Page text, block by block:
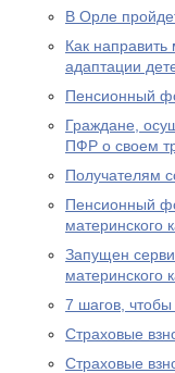
В Орле
Как направить
адаптации
Пенсионный
Граждане,
ПФР о своем
Получателям
Пенсионный
материнского
Запущен
материнского
7 шагов,
Страховые
Страховые